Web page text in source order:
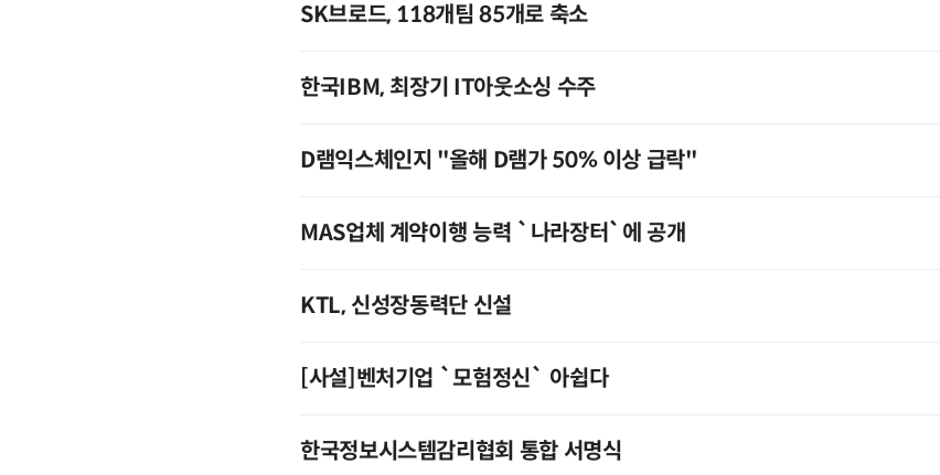
SK브로드, 118개팀 85개로 축소
한국IBM, 최장기 IT아웃소싱 수주
D램익스체인지 "올해 D램가 50% 이상 급락"
MAS업체 계약이행 능력 `나라장터`에 공개
KTL, 신성장동력단 신설
[사설]벤처기업 `모험정신` 아쉽다
한국정보시스템감리협회 통합 서명식